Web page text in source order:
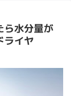
ら水分量が
ライヤ